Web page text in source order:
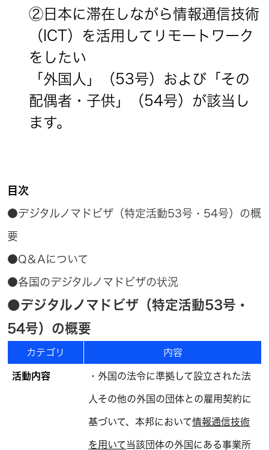
②日本に滞在しながら情報通信技術
（ICT）を活用してリモートワーク
をしたい
「外国人」（53号）および「その
配偶者・子供」（54号）が該当し
ます。
目次
●デジタルノマドビザ（特定活動53号・54号）の概
要
●Q＆Aについて
●各国のデジタルノマドビザの状況
●デジタルノマドビザ（特定活動53号・
54号）の概要
カテゴリ 内容
活動内容 ・外国の法令に準拠して設立された法
人その他の外国の団体との雇用契約に
基づいて、本邦において情報通信技術
を用いて当該団体の外国にある事業所